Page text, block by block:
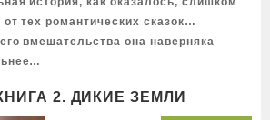
тех романтических сказок…
вмешательства она наверняка
2. ДИКИЕ ЗЕМЛИ